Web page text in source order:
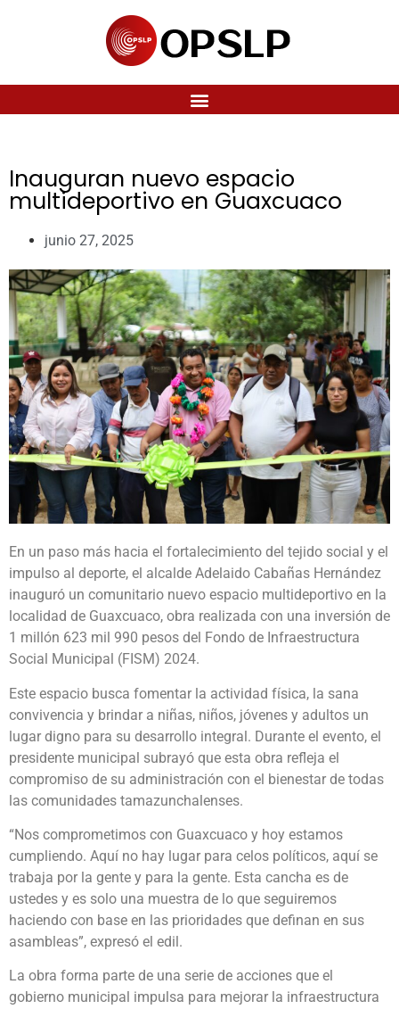
Inauguran nuevo espacio
multideportivo en Guaxcuaco
junio 27, 2025
En un paso más hacia el fortalecimiento del tejido social y el
impulso al deporte, el alcalde Adelaido Cabañas Hernández
inauguró un comunitario nuevo espacio multideportivo en la
localidad de Guaxcuaco, obra realizada con una inversión de
1 millón 623 mil 990 pesos del Fondo de Infraestructura
Social Municipal (FISM) 2024.
Este espacio busca fomentar la actividad física, la sana
convivencia y brindar a niñas, niños, jóvenes y adultos un
lugar digno para su desarrollo integral. Durante el evento, el
presidente municipal subrayó que esta obra refleja el
compromiso de su administración con el bienestar de todas
las comunidades tamazunchalenses.
“Nos comprometimos con Guaxcuaco y hoy estamos
cumpliendo. Aquí no hay lugar para celos políticos, aquí se
trabaja por la gente y para la gente. Esta cancha es de
ustedes y es solo una muestra de lo que seguiremos
haciendo con base en las prioridades que definan en sus
asambleas”, expresó el edil.
La obra forma parte de una serie de acciones que el
gobierno municipal impulsa para mejorar la infraestructura